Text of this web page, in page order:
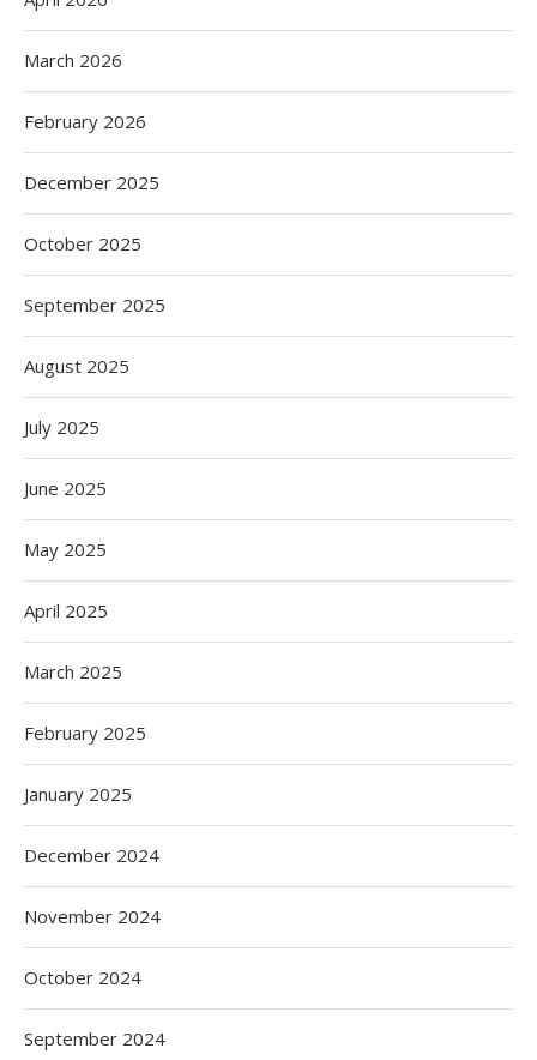
March 2026
February 2026
December 2025
October 2025
September 2025
August 2025
July 2025
June 2025
May 2025
April 2025
March 2025
February 2025
January 2025
December 2024
November 2024
October 2024
September 2024